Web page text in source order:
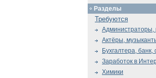
Разделы
Требуются
Администраторы,
Актёры,
Бухгалтера,
Заработок в
Химики